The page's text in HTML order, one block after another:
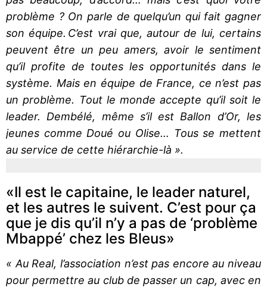
problème ? On parle de quelqu’un qui fait gagner
son équipe. C’est vrai que, autour de lui, certains
peuvent être un peu amers, avoir le sentiment
qu’il profite de toutes les opportunités dans le
système. Mais en équipe de France, ce n’est pas
un problème. Tout le monde accepte qu’il soit le
leader. Dembélé, même s’il est Ballon d’Or, les
jeunes comme Doué ou Olise… Tous se mettent
au service de cette hiérarchie-là ».
«Il est le capitaine, le leader naturel,
et les autres le suivent. C’est pour ça
que je dis qu’il n’y a pas de ‘problème
Mbappé’ chez les Bleus»
« Au Real, l’association n’est pas encore au niveau
pour permettre au club de passer un cap, avec en